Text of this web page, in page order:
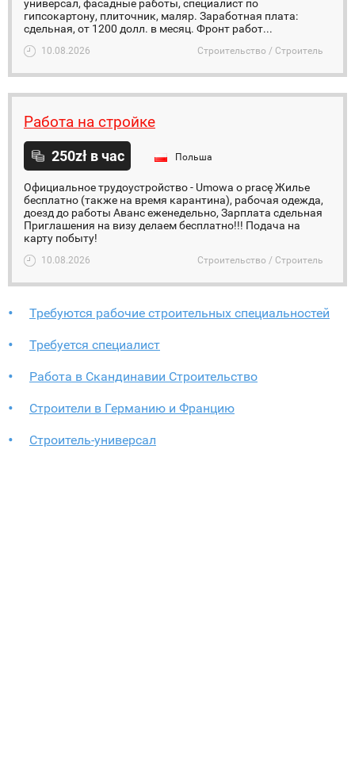
универсал, фасадные работы, специалист по
гипсокартону, плиточник, маляр. Заработная плата:
сдельная, от 1200 долл. в месяц. Фронт работ...
10.08.2026 Строительство / Строитель
Работа на стройке
250zł в час Польша
Официальное трудоустройство - Umowa o pracę Жилье
бесплатно (также на время карантина), рабочая одежда,
доезд до работы Аванс еженедельно, ️Зарплата сдельная
Приглашения на визу делаем бесплатно!!! Подача на
карту побыту!
10.08.2026 Строительство / Строитель
Требуются рабочие строительных специальностей
Требуется специалист
Работа в Скандинавии Строительство
Строители в Германию и Францию
Строитель-универсал